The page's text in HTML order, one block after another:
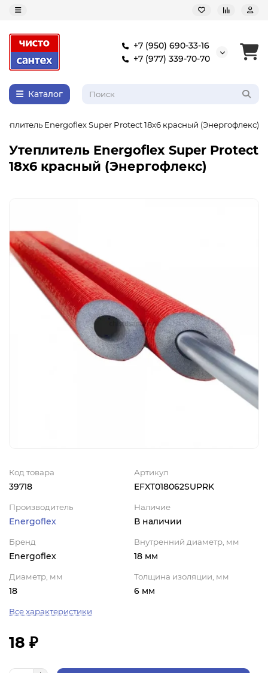
+7 (950) 690-33-16
+7 (977) 339-70-70
Каталог
Energoflex Super Protect 18х6 красный (Энергофлекс)
Утеплитель Energoflex Super Protect
18х6 красный (Энергофлекс)
Код товара
39718
Артикул
EFXT018062SUPRK
Производитель
Energoflex
Наличие
В наличии
Бренд
Energoflex
Внутренний диаметр, мм
18 мм
Диаметр, мм
18
Толщина изоляции, мм
6 мм
Все характеристики
18 ₽